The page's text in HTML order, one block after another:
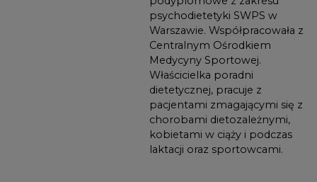
psychodietetyki SWPS w
Warszawie. Współpracowała z
Centralnym Ośrodkiem
Medycyny Sportowej.
Właścicielka poradni
dietetycznej, pracuje z
pacjentami zmagającymi się z
chorobami dietozależnymi,
kobietami w ciąży i podczas
laktacji oraz sportowcami.